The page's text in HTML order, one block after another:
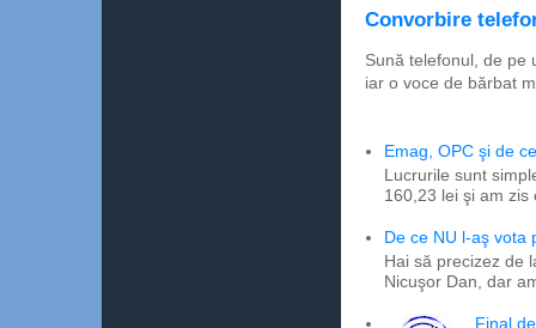
Convorbire
Sună telefonul, de pe
iar o voce de bărbat
Emag, OPC şi de
Lucrurile sunt
160,23 lei şi am
De ce NU l-aş vota
Hai să precizez de
Nicuşor Dan, dar
Final